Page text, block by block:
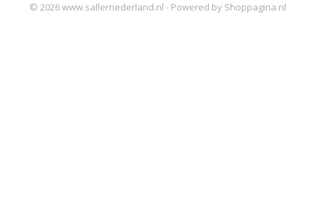
© 2026 www.sallernederland.nl - Powered by Shoppagina.nl